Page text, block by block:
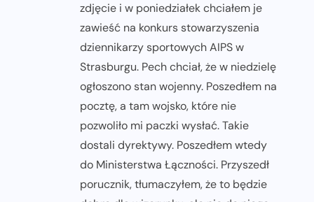
zdjęcie i w poniedziałek chciałem je
zawieść na konkurs stowarzyszenia
dziennikarzy sportowych AIPS w
Strasburgu. Pech chciał, że w niedzielę
ogłoszono stan wojenny. Poszedłem na
pocztę, a tam wojsko, które nie
pozwoliło mi paczki wysłać. Takie
dostali dyrektywy. Poszedłem wtedy
do Ministerstwa Łączności. Przyszedł
porucznik, tłumaczyłem, że to będzie